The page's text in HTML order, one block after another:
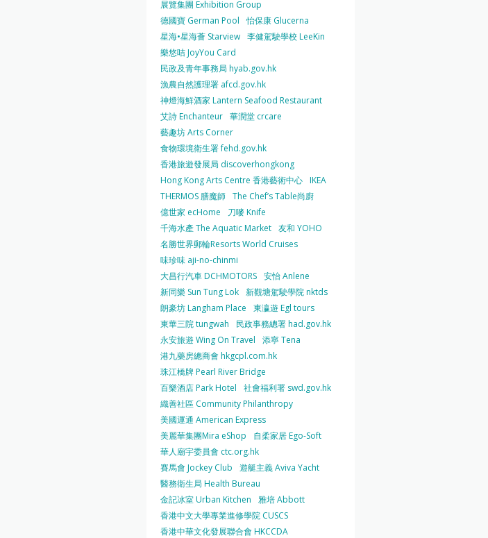
展覽集團 Exhibition Group
德國寶 German Pool
怡保康 Glucerna
星海•星海薈 Starview 李健駕駛學校 LeeKin
樂悠咭 JoyYou Card
民政及青年事務局 hyab.gov.hk
漁農自然護理署 afcd.gov.hk
神燈海鮮酒家 Lantern Seafood Restaurant
艾詩 Enchanteur 華潤堂 crcare
藝趣坊 Arts Corner
食物環境衛生署 fehd.gov.hk
香港旅遊發展局 discoverhongkong
Hong Kong Arts Centre 香港藝術中心 IKEA
THERMOS 膳魔師 The Chef’s Table尚廚
億世家 ecHome
刀嘜 Knife
千海水產 The Aquatic Market 友和 YOHO
名勝世界郵輪Resorts World Cruises
味珍味 aji-no-chinmi
大昌行汽車 DCHMOTORS 安怡 Anlene
新同樂 Sun Tung Lok 新觀塘駕駛學院 nktds
朗豪坊 Langham Place
東瀛遊 Egl tours
東華三院 tungwah
民政事務總署 had.gov.hk
永安旅遊 Wing On Travel
添寧 Tena
港九藥房總商會 hkgcpl.com.hk
珠江橋牌 Pearl River Bridge
百樂酒店 Park Hotel
社會福利署 swd.gov.hk
織善社區 Community Philanthropy
美國運通 American Express
美麗華集團Mira eShop
自柔家居 Ego-Soft
華人廟宇委員會 ctc.org.hk
賽馬會 Jockey Club
遊艇主義 Aviva Yacht
醫務衛生局 Health Bureau
金記冰室 Urban Kitchen
雅培 Abbott
香港中文大學專業進修學院 CUSCS
香港中華文化發展聯合會 HKCCDA